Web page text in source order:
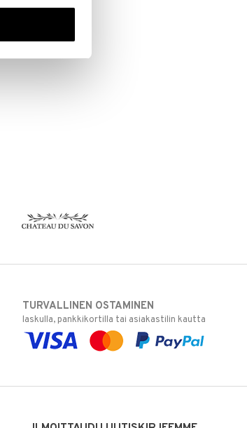
TURVALLINEN OSTAMINEN
laskulla, pankkikortilla tai asiakastilin kautta